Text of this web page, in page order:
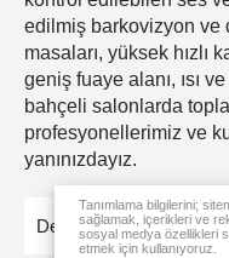
edilmiş barkovizyon ve
masaları, yüksek hızlı
geniş fuaye alanı, ısı
bahçeli salonlarda
profesyonellerimiz ve
yanınızdayız.
Detaylar
Tanımlama bilgilerini;
sağlamak, içerikleri ve
sosyal medya özellikleri
etmek için kullanıyoruz.